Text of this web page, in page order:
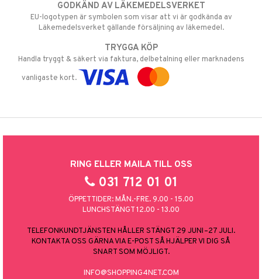
GODKÄND AV LÄKEMEDELSVERKET
EU-logotypen är symbolen som visar att vi är godkända av
Läkemedelsverket gällande försäljning av läkemedel.
TRYGGA KÖP
Handla tryggt & säkert via faktura, delbetalning eller marknadens
vanligaste kort.
RING ELLER MAILA TILL OSS
031 712 01 01
ÖPPETTIDER: MÅN.-FRE. 9.00 - 15.00
LUNCHSTÄNGT 12.00 - 13.00
TELEFONKUNDTJÄNSTEN HÅLLER STÄNGT 29 JUNI–27 JULI.
KONTAKTA OSS GÄRNA VIA E-POST SÅ HJÄLPER VI DIG SÅ
SNART SOM MÖJLIGT.
INFO@SHOPPING4NET.COM